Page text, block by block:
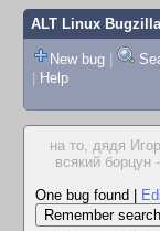
ALT Linux Bugzilla
New bug |
| Help
на то, дядя
всякий
One bug found